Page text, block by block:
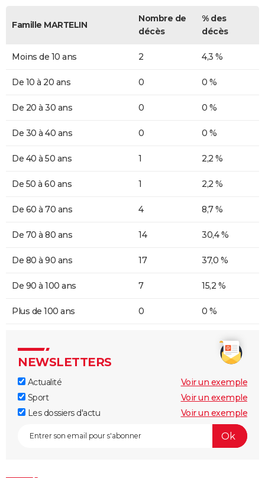
Famille MARTELIN
Nombre de
décès
% des
décès
Moins de 10 ans 2 4,3 %
De 10 à 20 ans 0 0 %
De 20 à 30 ans 0 0 %
De 30 à 40 ans 0 0 %
De 40 à 50 ans 1 2,2 %
De 50 à 60 ans 1 2,2 %
De 60 à 70 ans 4 8,7 %
De 70 à 80 ans 14 30,4 %
De 80 à 90 ans 17 37,0 %
De 90 à 100 ans 7 15,2 %
Plus de 100 ans 0 0 %
NEWSLETTERS
Actualité
Voir un exemple
Sport
Voir un exemple
Les dossiers d'actu
Voir un exemple